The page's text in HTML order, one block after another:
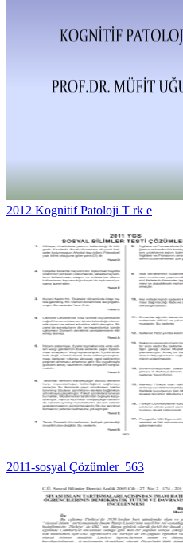
2012 Kognitif Patoloji T rk e
2011-sosyal Çözümler_563